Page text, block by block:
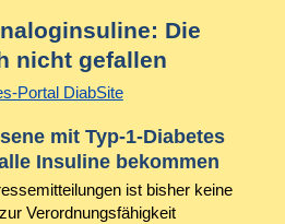
Die
nicht gefallen
Portal DiabSite
mit Typ-1-Diabetes
Insuline bekommen
ist bisher keine
Verordnungsfähigkeit